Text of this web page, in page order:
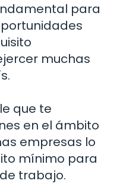
para
muchas
que te
en el ámbito
empresas lo
mínimo para
trabajo.